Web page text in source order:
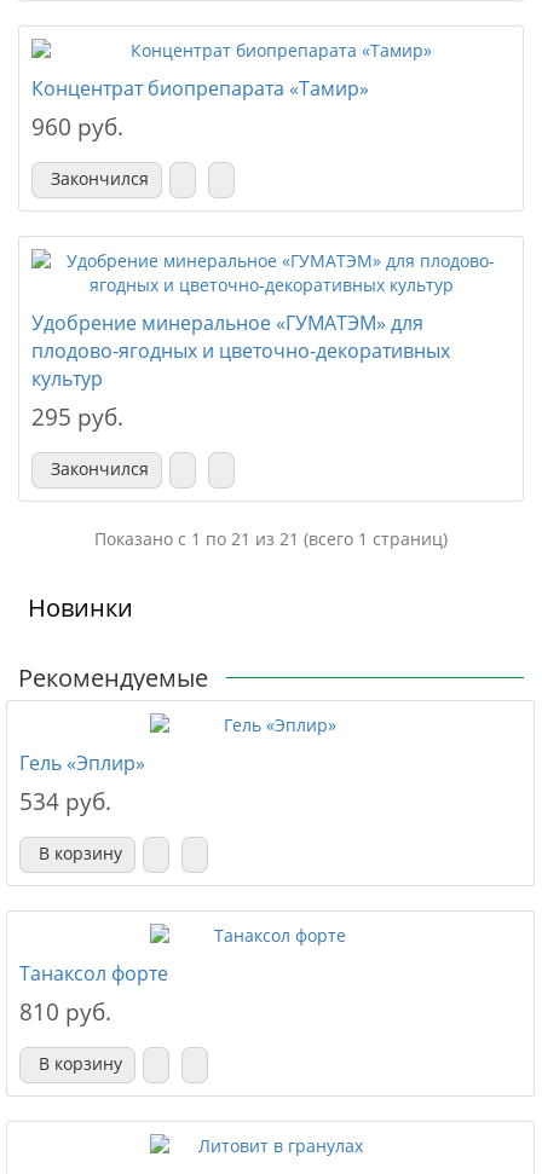
Концентрат биопрепарата «Тамир»
960 руб.
Закончился
Удобрение минеральное «ГУМАТЭМ» для
плодово-ягодных и цветочно-декоративных
культур
295 руб.
Закончился
Показано с 1 по 21 из 21 (всего 1 страниц)
Новинки
Рекомендуемые
Гель «Эплир»
534 руб.
В корзину
Танаксол форте
810 руб.
В корзину